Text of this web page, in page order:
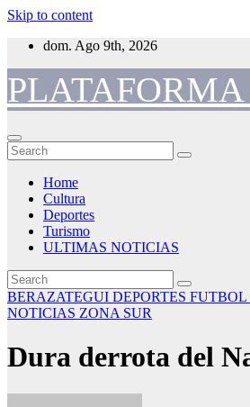
Skip to content
dom. Ago 9th, 2026
Home
Cultura
Deportes
Turismo
ULTIMAS NOTICIAS
BERAZATEGUI DEPORTES FUTBOL
NOTICIAS ZONA SUR
Dura derrota del